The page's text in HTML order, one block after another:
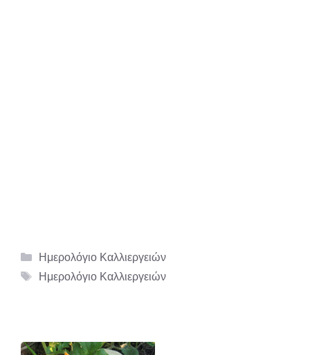
Κατηγορίες
Ημερολόγιο Καλλιεργειών
Ετικέτες
Ημερολόγιο Καλλιεργειών